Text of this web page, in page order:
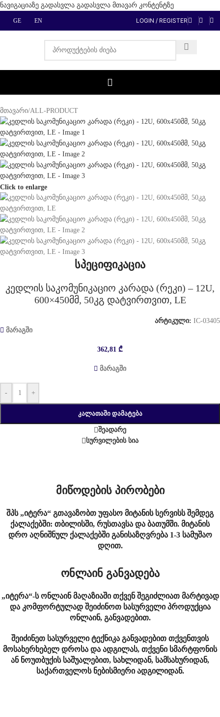
ნავიგაციაზე გადასვლა გადასვლა მთავარ კონტენტზე
GE EN LOGIN / REGISTER
მთავარი/ALL-PRODUCT
Click to enlarge
სპეციფიკაცია
კედლის საკომუნიკაციო კარადა (რეკი) – 12U,
600×450მმ, 50კგ დატვირთვით, LE
არტიკული: IC-03405
მარაგში
362,81 ₾
მარაგში
- +
ᲙᲐᲚᲐᲗᲐᲨᲘ ᲓᲐᲛᲐᲢᲔᲑᲐ
შეადარე
სურვილების სია
მიწოდების პირობები
შპს „იტერა“ გთავაზობთ უფასო მიტანის სერვისს შემდეგ
ქალაქებში: თბილისში, რუსთავსა და ბათუმში. მიტანის
დრო აღნიშნულ ქალაქებში განისაზღვრება 1-3 სამუშაო
დღით.
ონლაინ განვადება
„იტერა“-ს ონლაინ მაღაზიაში თქვენ შეგიძლიათ მარტივად
და კომფორტულად შეიძინოთ სასურველი პროდუქცია
ონლაინ, განვადებით.
შეიძინეთ სასურველი ტექნიკა განვადებით თქვენთვის
მოსახერხებელ დროსა და ადგილას, თქვენი სმარტფონის
ან ნოუთბუქის საშუალებით, სახლიდან, სამსახურიდან,
საქართველოს ნებისმიერი ადგილიდან.